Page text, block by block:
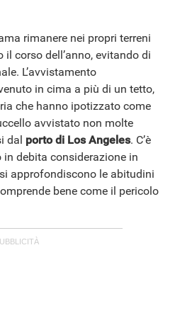
rimanere nei propri terreni
corso dell’anno, evitando di
L’avvistamento
in cima a più di un tetto,
che hanno ipotizzato come
avvistato non molte
dal porto di Los Angeles. C’è
debita considerazione in
approfondiscono le abitudini
bene come il pericolo